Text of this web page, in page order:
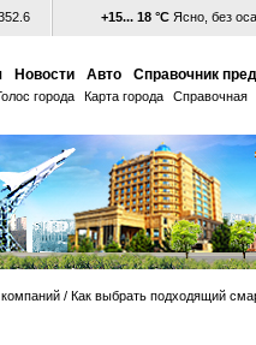
+15... 18 °С Ясно, без
Новости Авто Справочник
города Карта города Справочная
/ Как выбрать подходящий